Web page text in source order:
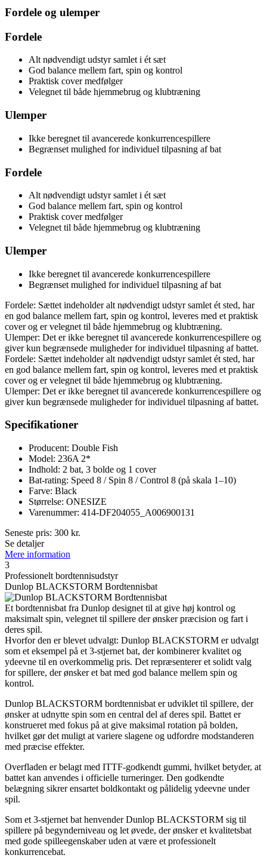
Fordele og ulemper
Fordele
Alt nødvendigt udstyr samlet i ét sæt
God balance mellem fart, spin og kontrol
Praktisk cover medfølger
Velegnet til både hjemmebrug og klubtræning
Ulemper
Ikke beregnet til avancerede konkurrencespillere
Begrænset mulighed for individuel tilpasning af bat
Fordele
Alt nødvendigt udstyr samlet i ét sæt
God balance mellem fart, spin og kontrol
Praktisk cover medfølger
Velegnet til både hjemmebrug og klubtræning
Ulemper
Ikke beregnet til avancerede konkurrencespillere
Begrænset mulighed for individuel tilpasning af bat
Fordele: Sættet indeholder alt nødvendigt udstyr samlet ét sted, har
en god balance mellem fart, spin og kontrol, leveres med et praktisk
cover og er velegnet til både hjemmebrug og klubtræning.
Ulemper: Det er ikke beregnet til avancerede konkurrencespillere og
giver kun begrænsede muligheder for individuel tilpasning af battet.
Fordele: Sættet indeholder alt nødvendigt udstyr samlet ét sted, har
en god balance mellem fart, spin og kontrol, leveres med et praktisk
cover og er velegnet til både hjemmebrug og klubtræning.
Ulemper: Det er ikke beregnet til avancerede konkurrencespillere og
giver kun begrænsede muligheder for individuel tilpasning af battet.
Specifikationer
Producent: Double Fish
Model: 236A 2*
Indhold: 2 bat, 3 bolde og 1 cover
Bat-rating: Speed 8 / Spin 8 / Control 8 (på skala 1–10)
Farve: Black
Størrelse: ONESIZE
Varenummer: 414-DF204055_A006900131
Seneste pris: 300 kr.
Se detaljer
Mere information
3
Professionelt bordtennisudstyr
Dunlop BLACKSTORM Bordtennisbat
Et bordtennisbat fra Dunlop designet til at give høj kontrol og
maksimalt spin, velegnet til spillere der ønsker præcision og fart i
deres spil.
Hvorfor den er blevet udvalgt: Dunlop BLACKSTORM er udvalgt
som et eksempel på et 3-stjernet bat, der kombinerer kvalitet og
ydeevne til en overkommelig pris. Det repræsenterer et solidt valg
for spillere, der ønsker et bat med god balance mellem spin og
kontrol.
Dunlop BLACKSTORM bordtennisbat er udviklet til spillere, der
ønsker at udnytte spin som en central del af deres spil. Battet er
konstrueret med fokus på at give maksimal rotation på bolden,
hvilket gør det muligt at variere slagene og udfordre modstanderen
med præcise effekter.
Overfladen er belagt med ITTF-godkendt gummi, hvilket betyder, at
battet kan anvendes i officielle turneringer. Den godkendte
belægning sikrer ensartet boldkontakt og pålidelig ydeevne under
spil.
Som et 3-stjernet bat henvender Dunlop BLACKSTORM sig til
spillere på begynderniveau og let øvede, der ønsker et kvalitetsbat
med gode spilleegenskaber uden at være et professionelt
konkurrencebat.